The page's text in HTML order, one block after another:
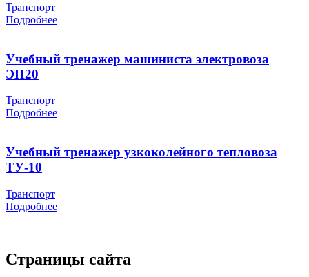
Транспорт
Подробнее
Учебный тренажер машиниста электровоза
ЭП20
Транспорт
Подробнее
Учебный тренажер узкоколейного тепловоза
ТУ-10
Транспорт
Подробнее
Страницы сайта